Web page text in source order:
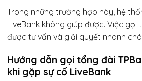
Trong những trường hợp này, hệ
LiveBank không giúp được. Việc gọi
được tư vấn và giải quyết nhanh
Hướng dẫn gọi tổng đài
khi gặp sự cố LiveBank